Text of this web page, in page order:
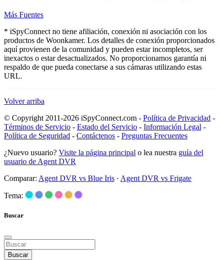
Más Fuentes
* iSpyConnect no tiene afiliación, conexión ni asociación con los
productos de Woonkamer. Los detalles de conexión proporcionados
aquí provienen de la comunidad y pueden estar incompletos, ser
inexactos o estar desactualizados. No proporcionamos garantía ni
respaldo de que pueda conectarse a sus cámaras utilizando estas
URL.
Volver arriba
© Copyright 2011-2026 iSpyConnect.com - Política de Privacidad -
Términos de Servicio - Estado del Servicio - Información Legal -
Política de Seguridad - Contáctenos - Preguntas Frecuentes
¿Nuevo usuario? Visite la página principal o lea nuestra guía del
usuario de Agent DVR
Comparar: Agent DVR vs Blue Iris · Agent DVR vs Frigate
Tema:
Buscar
Buscar